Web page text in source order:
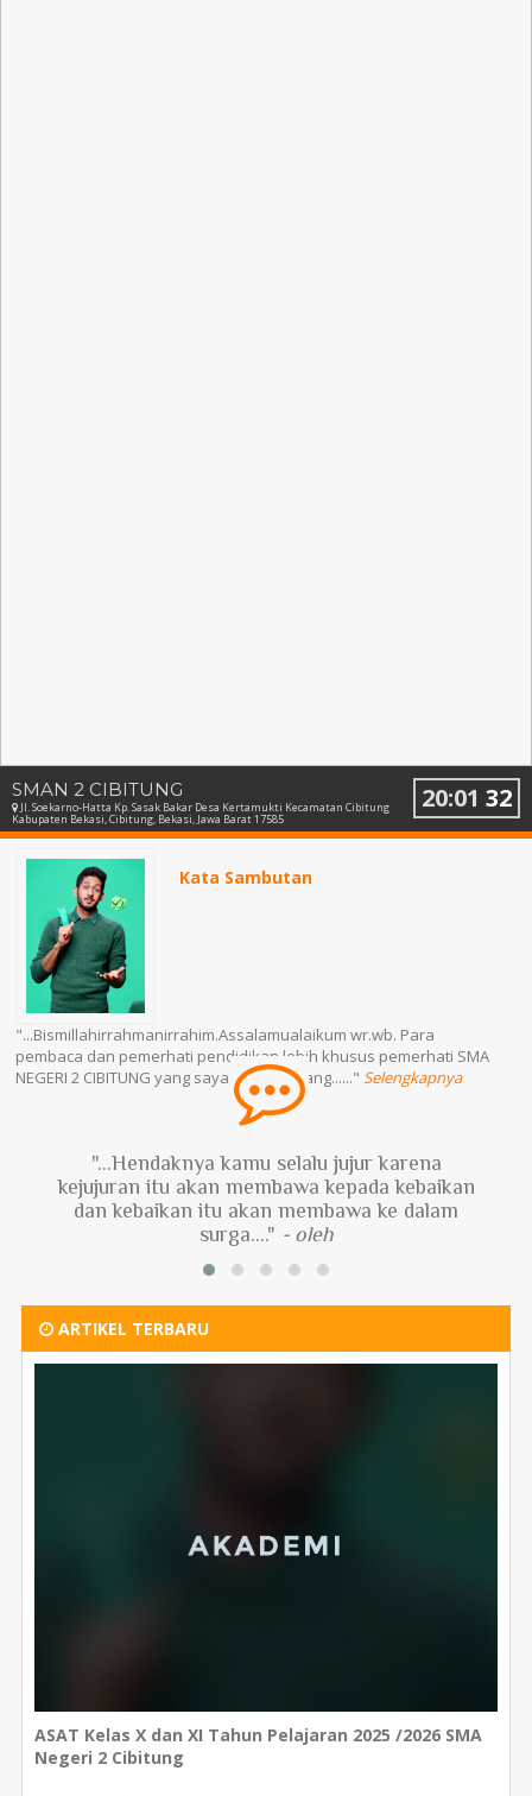
SMAN 2 CIBITUNG
Jl. Soekarno-Hatta Kp. Sasak Bakar Desa Kertamukti Kecamatan Cibitung
Kabupaten Bekasi, Cibitung, Bekasi, Jawa Barat 17585
20:01 33
Kata Sambutan
"...Bismillahirrahmanirrahim.Assalamualaikum wr.wb. Para
pembaca dan pemerhati pendidikan lebih khusus pemerhati SMA
NEGERI 2 CIBITUNG yang saya hormati. Yang......" Selengkapnya
"...Hendaknya kamu selalu jujur karena
kejujuran itu akan membawa kepada kebaikan
dan kebaikan itu akan membawa ke dalam
surga...." - oleh
ARTIKEL TERBARU
ASAT Kelas X dan XI Tahun Pelajaran 2025 /2026 SMA
Negeri 2 Cibitung